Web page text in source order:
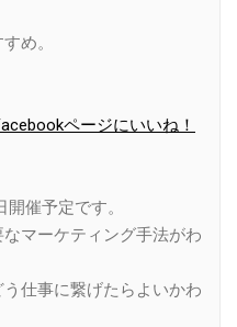
め。
ページにいいね！
催予定です。
マーケティング手法がわ
仕事に繋げたらよいかわ